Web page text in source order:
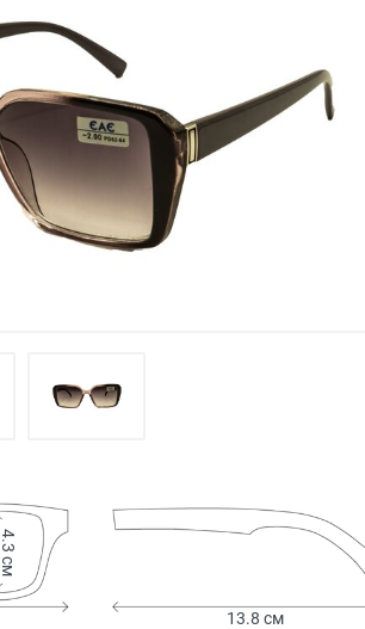
4.3 см
13.8 см